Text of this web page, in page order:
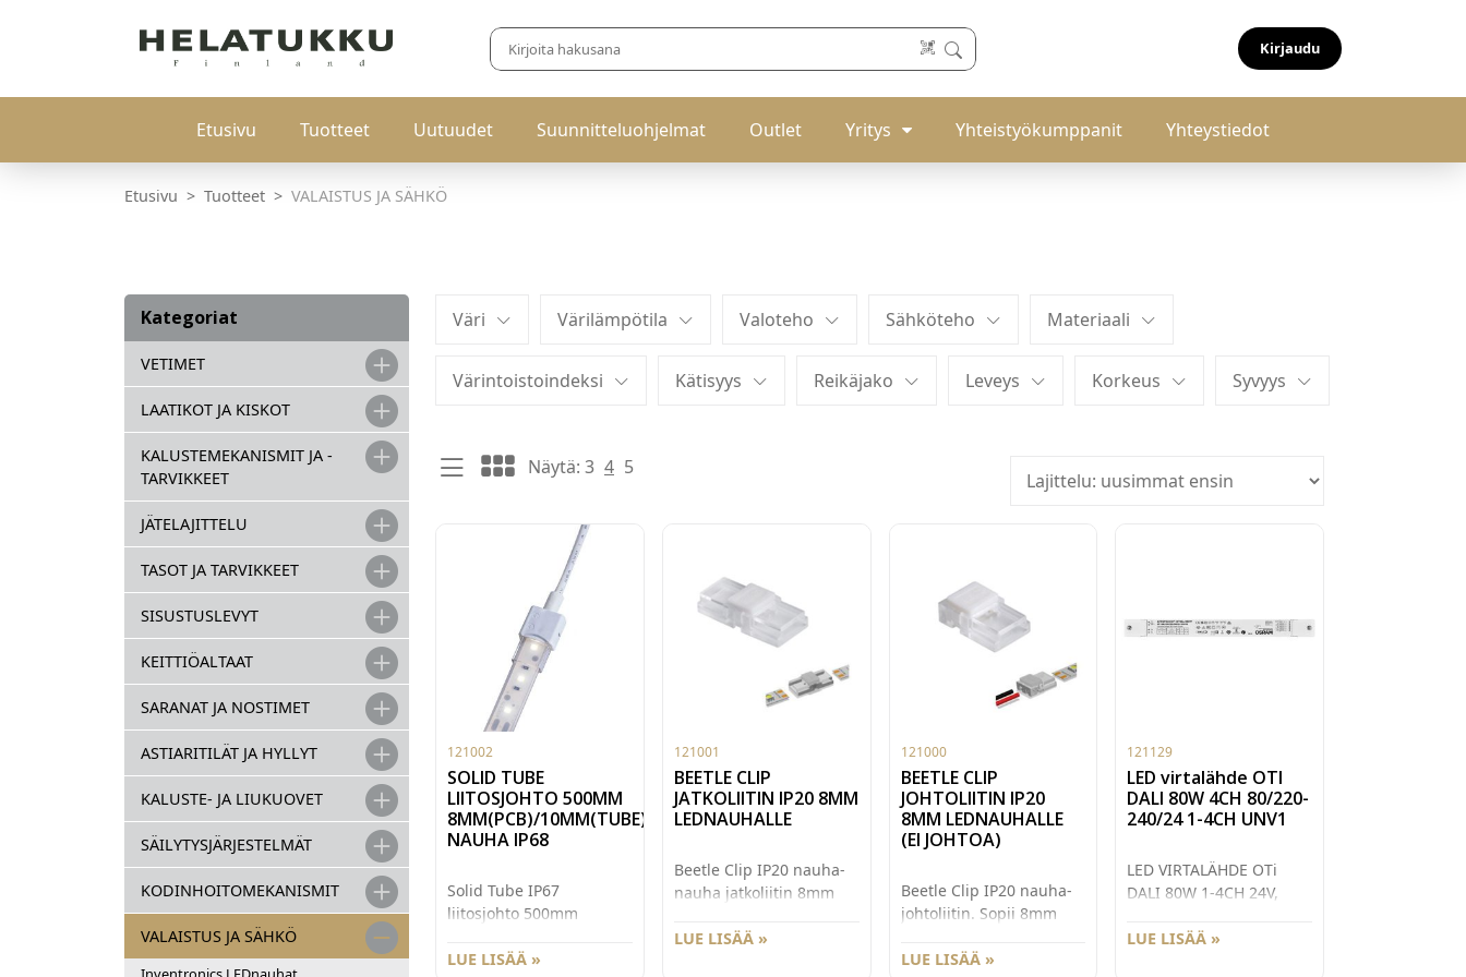
Kirjaudu
Etusivu Tuotteet Uutuudet Suunnitteluohjelmat Outlet Yritys Yhteistyökumppanit Yhteystiedot
Etusivu Tuotteet VALAISTUS JA SÄHKÖ
Kategoriat
VETIMET
LAATIKOT JA KISKOT
KALUSTEMEKANISMIT JA -
TARVIKKEET
JÄTELAJITTELU
TASOT JA TARVIKKEET
SISUSTUSLEVYT
KEITTIÖALTAAT
SARANAT JA NOSTIMET
ASTIARITILÄT JA HYLLYT
KALUSTE- JA LIUKUOVET
SÄILYTYSJÄRJESTELMÄT
KODINHOITOMEKANISMIT
VALAISTUS JA SÄHKÖ
Väri Värilämpötila Valoteho Sähköteho Materiaali
Värintoistoindeksi Kätisyys Reikäjako Leveys Korkeus Syvyys
Näytä: 3 4 5
121002
SOLID TUBE
LIITOSJOHTO 500MM
8MM(PCB)/10MM(TUBE)
NAUHA IP68
Solid Tube IP67
liitosjohto 500mm
10mm leveälle
LUE LISÄÄ »
121001
BEETLE CLIP
JATKOLIITIN IP20 8MM
LEDNAUHALLE
Beetle Clip IP20 nauha-
nauha jatkoliitin 8mm
Käyttöjännite 3V-24V ja
LUE LISÄÄ »
121000
BEETLE CLIP
JOHTOLIITIN IP20
8MM LEDNAUHALLE
(EI JOHTOA)
Beetle Clip IP20 nauha-
johtoliitin. Sopii 8mm
nauhoille. Käyttöjännite
LUE LISÄÄ »
121129
LED virtalähde OTI
DALI 80W 4CH 80/220-
240/24 1-4CH UNV1
LED VIRTALÄHDE OTi
DALI 80W 1-4CH 24V,
LUE LISÄÄ »